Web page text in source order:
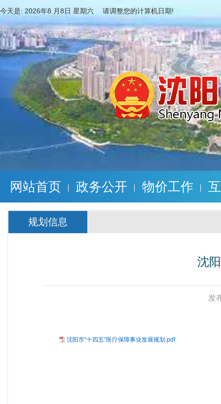
今天是: 2026年8 月8日 星期六 请调整您的计算机日期!
网站首页 政务公开 物价工作
规划信息
沈
发
沈阳市“十四五”医疗保障事业发展规划.pdf